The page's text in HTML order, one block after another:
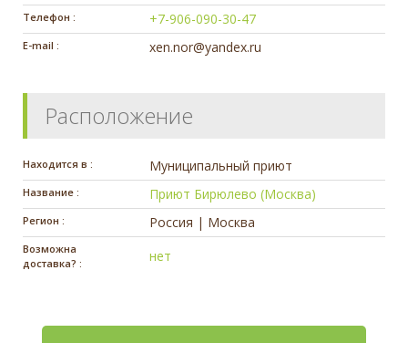
Телефон : +7-906-090-30-47
E-mail : xen.nor@yandex.ru
Расположение
Находится в : Муниципальный приют
Название : Приют Бирюлево (Москва)
Регион : Россия | Москва
Возможна
доставка? :
нет